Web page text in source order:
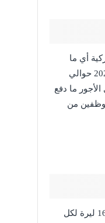
الحد الأدنى للأجور في البلاد ليصبح 4250 ليرة تركية أي ما
يعادل حوالي 275 دولار شهريًا ابتداءً من بداية العام القادم. وكان الحد الأدنى للأجور في بداية عام 2021 حوالي
معدل الأجور ما دفع
من
تشير البيانات الصادرة عن وكالة “بلومبرغ” أن سعر الصرف لليرة التركية بلغ في تعاملات اليوم 16.75 ليرة لكل